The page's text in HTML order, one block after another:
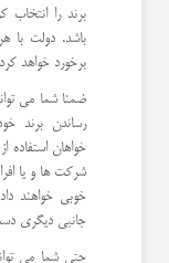
برند را انتخاب
باشد. دولت با
برخورد خواهد
ضمنا شما می
رساندن برند
خواهان استفاده
شرکت ها و یا
خوبی خواهند
جانبی دیگری
حتی شما می